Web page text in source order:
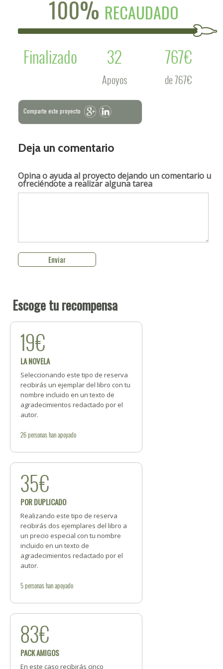
100% RECAUDADO
Finalizado
32
Apoyos
767€
de 767€
Comparte este proyecto
Deja un comentario
Opina o ayuda al proyectodejando un comentario u
ofreciéndote a realizar alguna tarea
Escoge tu recompensa
19€
LA NOVELA
Seleccionando este tipo de reserva
recibirás un ejemplar del libro con tu
nombre incluido en un texto de
agradecimientos redactado por el
autor.
26personashan apoyado
35€
POR DUPLICADO
Realizando este tipo de reserva
recibirás dos ejemplares del libro a
un precio especial con tu nombre
incluido en un texto de
agradecimientos redactado por el
autor.
5personashan apoyado
83€
PACK AMIGOS
En este caso recibirás cinco